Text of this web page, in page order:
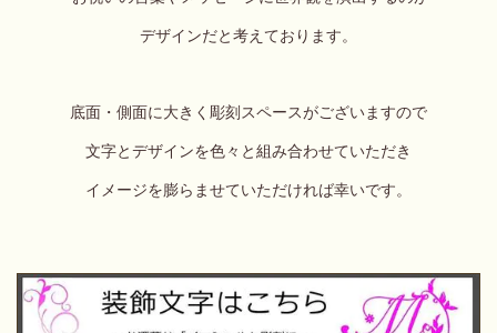
デザインだと考えております。
底面・側面に大きく彫刻スペースがございますので
文字とデザインを色々と組み合わせていただき
イメージを膨らませていただければ幸いです。